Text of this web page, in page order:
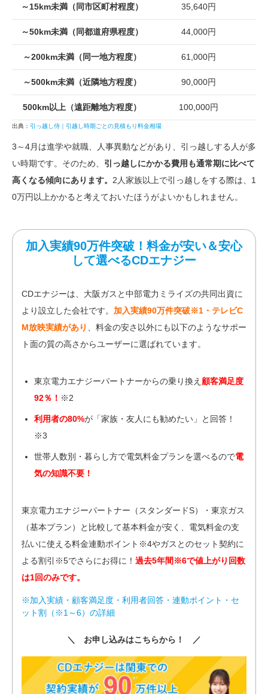
～15km未満 （同市区町村程度） 35,640円
～50km未満 （同都道府県程度） 44,000円
～200km未満 （同一地方程度） 61,000円
～500km未満 （近隣地方程度） 90,000円
500km以上 （遠距離地方程度） 100,000円
出典： 引っ越し侍｜引越し時期ごとの見積もり料金相場
3～4月は進学や就職、人事異動などがあり、引っ越しする人が多
い時期です。そのため、 引っ越しにかかる費用も通常期に比べて
高くなる傾向にあります。 2人家族以上で引っ越しをする際は、1
0万円以上かかると考えておいたほうがよいかもしれません。
加入実績90万件突破！料金が安い＆安心
して選べるCDエナジー
CDエナジーは、大阪ガスと中部電力ミライズの共同出資に
より設立した会社です。 加入実績90万件突破※1・テレビC
M放映実績があり
、料金の安さ以外にも以下のようなサポー
ト面の質の高さからユーザーに選ばれています。
東京電力エナジーパートナーからの乗り換え 顧客満足度
92％！ ※2
利用者の80%が「家族・友人にも勧めたい」と回答！
※3
世帯人数別・暮らし方で電気料金プランを選べるので電
気の知識不要！
東京電力エナジーパートナー（スタンダードS）・東京ガス
（基本プラン）と比較して基本料金が安く、電気料金の支
払いに使える料金連動ポイント※4やガスとのセット契約に
よる割引※5でさらにお得に！ 過去5年間※6で値上がり回数
は1回のみです。
※加入実績・顧客満足度・利用者回答・連動ポイント・セ
ット割（※1～6）の詳細
＼ お申し込みはこちらから！ ／